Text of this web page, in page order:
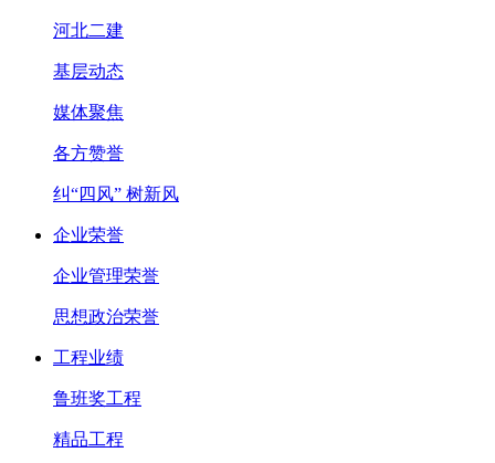
河北二建
基层动态
媒体聚焦
各方赞誉
纠“四风” 树新风
企业荣誉
企业管理荣誉
思想政治荣誉
工程业绩
鲁班奖工程
精品工程